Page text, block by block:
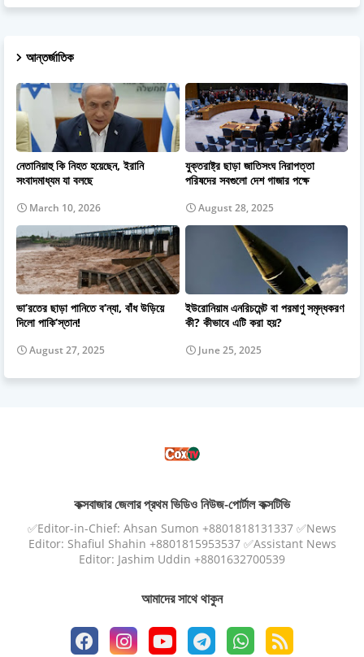
আন্তর্জাতিক
নেতানিয়াহু কি নিহত হয়েছেন, ইরানি
সংবাদমাধ্যম যা বলছে
March 10, 2026
যুক্তরাষ্ট্র ছাড়া জাতিসংঘ নিরাপত্তা
পরিষদের সবগুলো দেশ গাজার পক্ষে
August 28, 2025
ভা’রতের ছাড়া পানিতে ব’ন্যা, বাঁধ উড়িয়ে
দিলো পাকি’স্তান!
August 27, 2025
ইউরোনিয়াম এনরিচমেন্ট বা পরমাণু সমৃদ্ধকরণ
কী? কীভাবে এটি করা হয়?
June 25, 2025
কক্সবাজার জেলার প্রথম ভিডিও নিউজ-পোর্টাল কক্সটিভি
✅Editor-in-Chief: Ahsan Sumon +8801818131337 ✅News
Editor: Shafiul Shahin +8801815953537 ✅Assistant News
Editor: Jashim Uddin +8801632700539
আমাদের সাথে থাকুন